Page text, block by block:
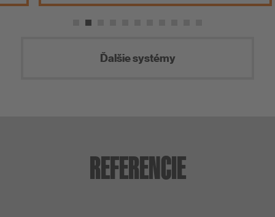
Ďalšie systémy
REFERENCIE